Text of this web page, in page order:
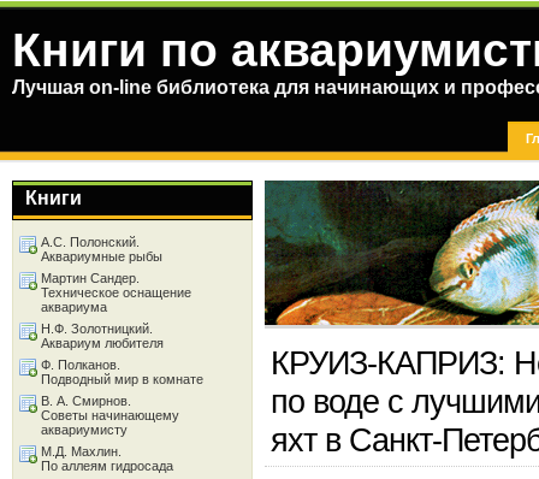
Книги по
Лучшая on-line библиотека для начинающих и
КРУИЗ-КАПРИЗ:
по воде с
яхт в Санкт-
Книги
А.С. Полонский.
Аквариумные рыбы
Мартин Сандер.
Техническое оснащение
аквариума
Н.Ф. Золотницкий.
Аквариум любителя
Ф. Полканов.
Подводный мир в комнате
В. А. Смирнов.
Советы начинающему
аквариумисту
М.Д. Махлин.
По аллеям гидросада